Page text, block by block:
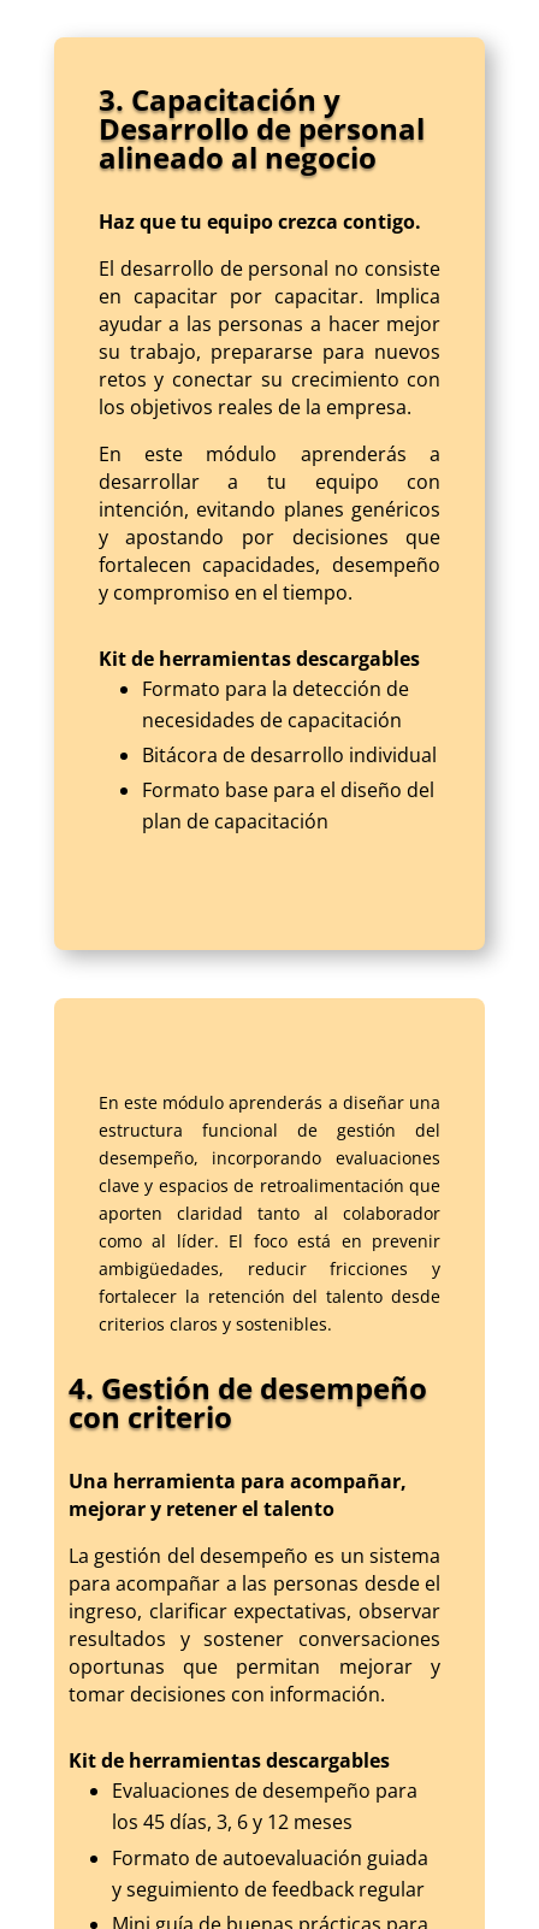
3. Capacitación y
Desarrollo de personal
alineado al negocio
Haz que tu equipo crezca contigo.
El desarrollo de personal no consiste
en capacitar por capacitar. Implica
ayudar a las personas a hacer mejor
su trabajo, prepararse para nuevos
retos y conectar su crecimiento con
los objetivos reales de la empresa.
En este módulo aprenderás a
desarrollar a tu equipo con
intención, evitando planes genéricos
y apostando por decisiones que
fortalecen capacidades, desempeño
y compromiso en el tiempo.
Kit de herramientas descargables
Formato para la detección de
necesidades de capacitación
Bitácora de desarrollo individual
Formato base para el diseño del
plan de capacitación
En este módulo aprenderás a diseñar una
estructura funcional de gestión del
desempeño, incorporando evaluaciones
clave y espacios de retroalimentación que
aporten claridad tanto al colaborador
como al líder. El foco está en prevenir
ambigüedades, reducir fricciones y
fortalecer la retención del talento desde
criterios claros y sostenibles.
4. Gestión de desempeño
con criterio
Una herramienta para acompañar,
mejorar y retener el talento
La gestión del desempeño es un sistema
para acompañar a las personas desde el
ingreso, clarificar expectativas, observar
resultados y sostener conversaciones
oportunas que permitan mejorar y
tomar decisiones con información.
Kit de herramientas descargables
Evaluaciones de desempeño para
los 45 días, 3, 6 y 12 meses
Formato de autoevaluación guiada
y seguimiento de feedback regular